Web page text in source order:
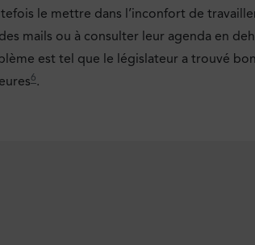
le mettre dans l’inconfort de
mails ou à consulter leur agenda en
est tel que le législateur a trouvé
6.